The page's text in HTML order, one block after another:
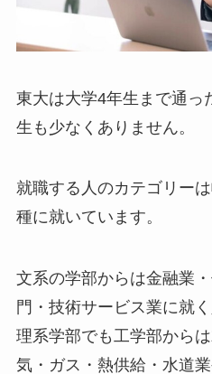
東大は大学4年生まで通っ
生も少なくありません。
就職する人のカテゴリー
種に就いています。
文系の学部からは金融業
門・技術サービス業に就
理系学部でも工学部から
気・ガス・熱供給・水道